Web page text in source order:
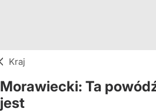
Kraj
Morawiecki: Ta
jest